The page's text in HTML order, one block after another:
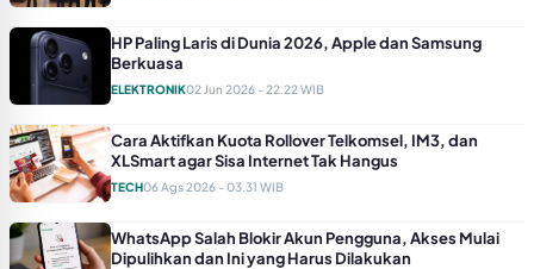
HP Paling Laris di Dunia 2026, Apple dan Samsung
Berkuasa
ELEKTRONIK02 Jun 2026 - 22.22 WIB
Cara Aktifkan Kuota Rollover Telkomsel, IM3, dan
XLSmart agar Sisa Internet Tak Hangus
TECH06 Ags 2026 - 03.31 WIB
WhatsApp Salah Blokir Akun Pengguna, Akses Mulai
Dipulihkan dan Ini yang Harus Dilakukan